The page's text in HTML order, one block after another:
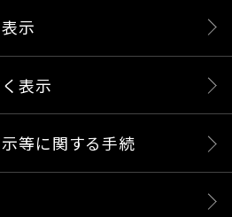
示
表示
等に関する手続